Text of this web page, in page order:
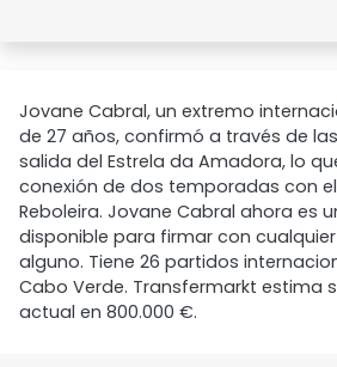
Jovane Cabral, un extremo
de 27 años, confirmó a través de
salida del Estrela da Amadora, lo
conexión de dos temporadas con
Reboleira. Jovane Cabral ahora es
disponible para firmar con
alguno. Tiene 26 partidos
Cabo Verde. Transfermarkt estima
actual en 800.000 €.